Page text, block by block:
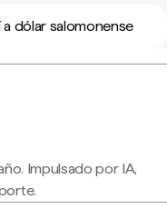
dólar salomonense
Impulsado por IA,